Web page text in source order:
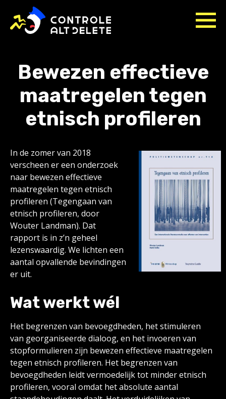
Bewezen effectieve
maatregelen tegen
etnisch profileren
In de zomer van 2018
verscheen er een onderzoek
naar bewezen effectieve
maatregelen tegen etnisch
profileren (Tegengaan van
etnisch profileren, door
Wouter Landman). Dat
rapport is in z’n geheel
lezenswaardig. We lichten een
aantal opvallende bevindingen
er uit.
Wat werkt wél
Het begrenzen van bevoegdheden, het stimuleren
van georganiseerde dialoog, en het invoeren van
stopformulieren zijn bewezen effectieve maatregelen
tegen etnisch profileren. Het begrenzen van
bevoegdheden leidt vermoedelijk tot minder etnisch
profileren, vooral omdat het absolute aantal